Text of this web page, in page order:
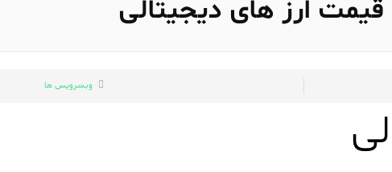
وبسرویس ها